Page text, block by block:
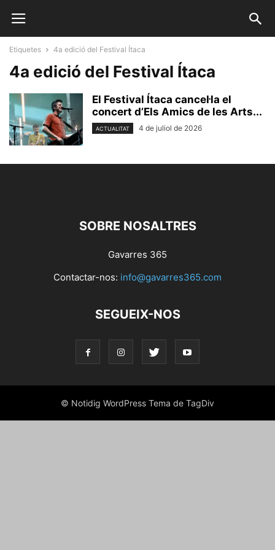
Etiquetes 4a edició del Festival Ítaca
4a edició del Festival Ítaca
El Festival Ítaca cancel·la el
concert d’Els Amics de les Arts...
ACTUALITAT 4 de juliol de 2026
SOBRE NOSALTRES
Gavarres 365
Contactar-nos: info@gavarres365.com
SEGUEIX-NOS
© Notidig WordPress Tema de TagDiv